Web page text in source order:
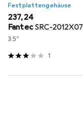
Festplattengehäuse
EUR
237,24
Fantec SRC-2012X07
3.5"
1